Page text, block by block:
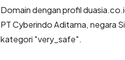
Domain dengan profil
PT Cyberindo Aditama, negara
kategori "very_safe".